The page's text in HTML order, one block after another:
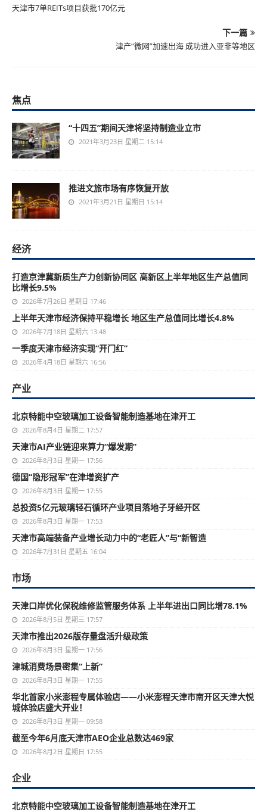
天津市7单REITs项目获批170亿元
下一篇
津产“微网”加速出海 成功进入亚非等地区
焦点
“十四五”期间天津将坚持制造业立市
2021年3月23日 星期二 15:14
推进文旅市场有序恢复开放
2021年3月21日 星期日 15:14
经济
打造京津冀新质生产力创新协同区 高新区上半年地区生产总值同
比增长9.5%
2026年7月26日 星期日 17:46
上半年天津市经济保持平稳增长 地区生产总值同比增长4.8%
2026年7月18日 星期六 13:48
一季度天津市经济实现“开门红”
2026年4月18日 星期六 16:56
产业
北京特能中空玻璃加工设备智能制造基地在津开工
2026年8月4日 星期二 17:57
天津市AI产业链迎来算力“爆发期”
2026年8月3日 星期一 17:56
德国“隐形冠军”在津增资扩产
2026年8月3日 星期一 17:55
总投资5亿元玻璃轻石循环产业项目落地子牙经开区
2026年8月3日 星期一 17:53
天津市高端装备产业增长动力中的“老匠人”与“新智造
2026年7月31日 星期五 16:04
市场
天津口岸优化保税维修监管服务体系 上半年进出口同比增78.1%
2026年8月5日 星期三 17:57
天津市推出2026版存量盘活升级政策
2026年8月3日 星期一 17:56
津城消费场景密集“上新”
2026年8月3日 星期一 17:55
华北首家小米澎程专属体验店——小米澎程天津市南开区天津大悦
城体验店盛大开业！
2026年8月3日 星期一 09:58
截至今年6月底天津市AEO企业总数达469家
2026年8月2日 星期日 17:55
企业
北京特能中空玻璃加工设备智能制造基地在津开工